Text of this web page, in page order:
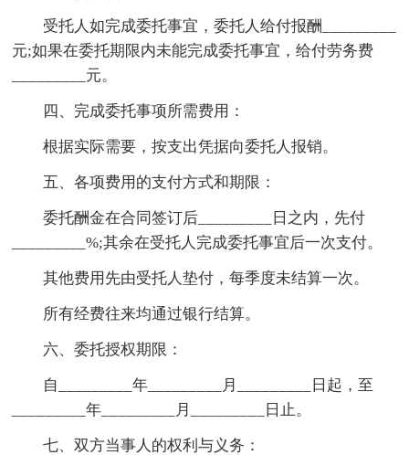
受托人如完成委托事宜，委托人给付报酬_________
元;如果在委托期限内未能完成委托事宜，给付劳务费
_________元。
四、完成委托事项所需费用：
根据实际需要，按支出凭据向委托人报销。
五、各项费用的支付方式和期限：
委托酬金在合同签订后_________日之内，先付
_________%;其余在受托人完成委托事宜后一次支付。
其他费用先由受托人垫付，每季度未结算一次。
所有经费往来均通过银行结算。
六、委托授权期限：
自_________年_________月_________日起，至
_________年_________月_________日止。
七、双方当事人的权利与义务：